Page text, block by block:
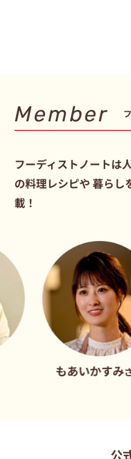
Member
フーディストノートは
の料理レシピや暮らし
載！
もあいかすみさん
公